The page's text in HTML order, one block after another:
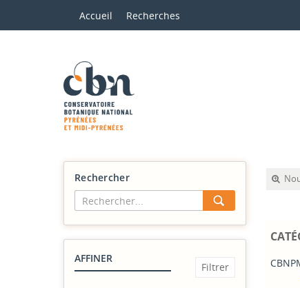
Accueil Recherches
Rechercher
AFFINER